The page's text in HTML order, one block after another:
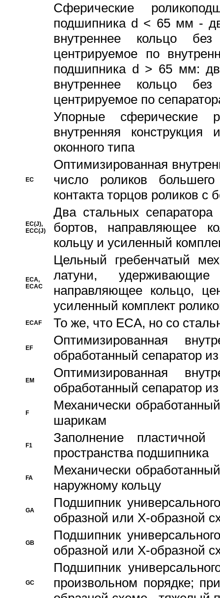
Сферические
подшипника d < 65 мм -
внутреннее кольцо
центрируемое по
подшипника d > 65 мм:
внутреннее кольцо
центрируемое по
Упорные сферические
внутренняя
оконного типа
EC
Oптимизированная
число роликов
контакта торцов роликов с
EC(J),
ECC(J)
Два стальных сепаратора
бортов, направляющее
кольцу и усиленный
ECA,
ECAC
Цельный гребенчатый
латуни,
направляющее кольцо,
усиленный комплект
ECAF То же, что ECA, но со
EF
Оптимизированная
обработанный сепаратор
EM
Оптимизированная
обработанный сепаратор
F
Механически
шарикам
F1
Заполнение
пространства подшипника
FA
Механически
наружному кольцу
GA
Подшипник
образной или Х-образной
GB
Подшипник
образной или Х-образной
GC
Подшипник
произвольном порядке;